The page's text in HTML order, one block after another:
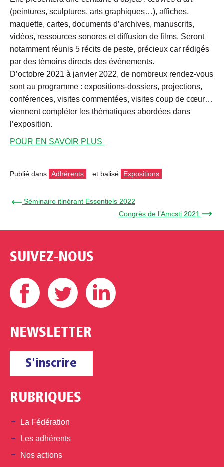
(peintures, sculptures, arts graphiques…), affiches,
maquette, cartes, documents d’archives, manuscrits,
vidéos, ressources sonores et diffusion de films. Seront
notamment réunis 5 récits de peste, précieux car rédigés
par des témoins directs des événements.
D’octobre 2021 à janvier 2022, de nombreux rendez-vous
sont au programme : expositions-dossiers, projections,
conférences, visites commentées, visites coup de cœur…
viennent compléter les thématiques abordées dans
l’exposition.
POUR EN SAVOIR PLUS
Publié dans Adhérents et balisé Expositions
← Séminaire itinérant Essentiels 2022
Congrès de l’Amcsti 2021 →
SUIVEZ-NOUS
Facebook Twitter
NEWSLETTER
S'inscrire
RUBRIQUES
La Fédération
Les adhérents
Nos actions